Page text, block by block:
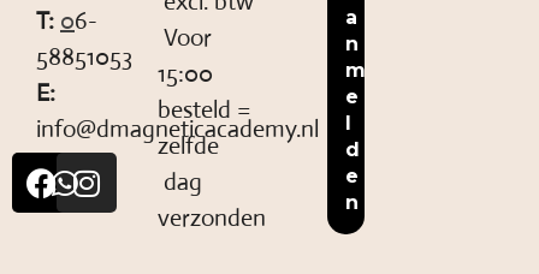
T: 06-
58851053
E:
info@dmagneticacademy.nl
Voor
15:00
besteld =
zelfde
dag
verzonden